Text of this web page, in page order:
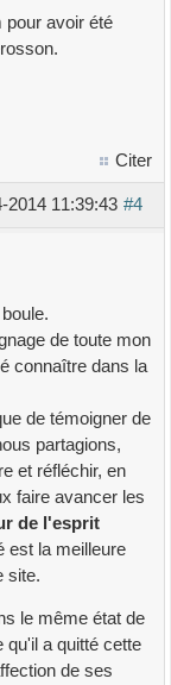
pour avoir été
Citer
#4
2014 11:39:43
de toute mon
connaître dans la
de témoigner de
partagions,
et réfléchir, en
faire avancer les
de l'esprit
est la meilleure
site.
le même état de
qu'il a quitté cette
de ses